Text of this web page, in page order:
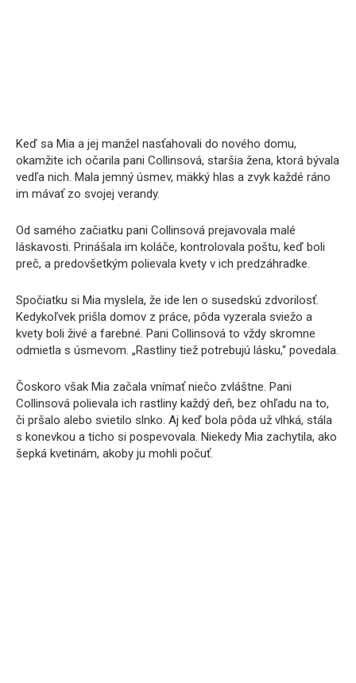
Keď sa Mia a jej manžel nasťahovali do nového domu,
okamžite ich očarila pani Collinsová, staršia žena, ktorá bývala
vedľa nich. Mala jemný úsmev, mäkký hlas a zvyk každé ráno
im mávať zo svojej verandy.
Od samého začiatku pani Collinsová prejavovala malé
láskavosti. Prinášala im koláče, kontrolovala poštu, keď boli
preč, a predovšetkým polievala kvety v ich predzáhradke.
Spočiatku si Mia myslela, že ide len o susedskú zdvorilosť.
Kedykoľvek prišla domov z práce, pôda vyzerala sviežo a
kvety boli živé a farebné. Pani Collinsová to vždy skromne
odmietla s úsmevom. „Rastliny tiež potrebujú lásku,“ povedala.
Čoskoro však Mia začala vnímať niečo zvláštne. Pani
Collinsová polievala ich rastliny každý deň, bez ohľadu na to,
či pršalo alebo svietilo slnko. Aj keď bola pôda už vlhká, stála
s konevkou a ticho si pospevovala. Niekedy Mia zachytila, ako
šepká kvetinám, akoby ju mohli počuť.